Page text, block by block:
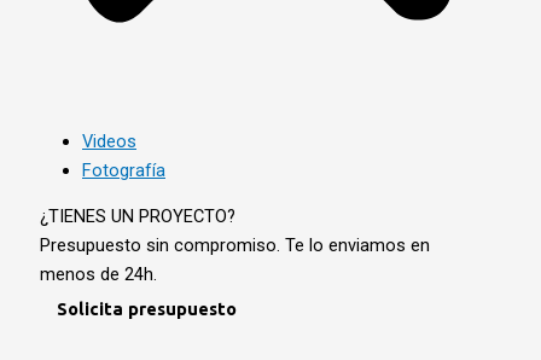
Videos
Fotografía
¿TIENES UN PROYECTO?
Presupuesto sin compromiso. Te lo enviamos en
menos de 24h.
Solicita presupuesto